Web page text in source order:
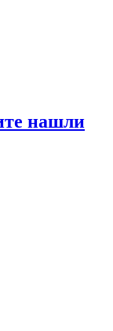
нашли